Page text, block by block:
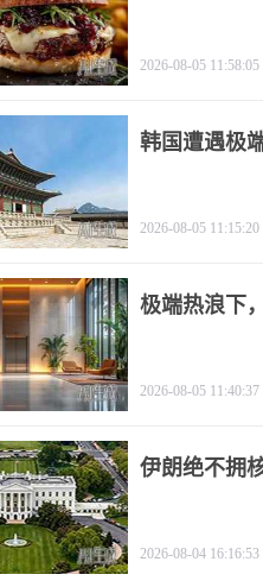
2026-08-05 11:58:05
韩国遭遇极
2026-08-05 11:15:20
极端热浪下
2026-08-05 11:40:37
伊朗绝不拥
2026-08-04 16:16:53